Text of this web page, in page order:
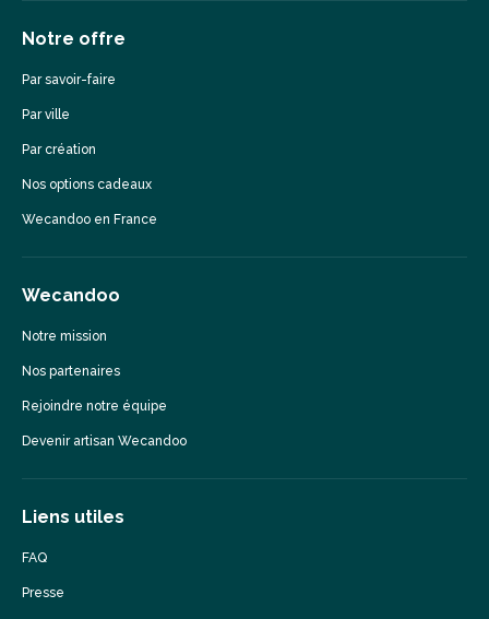
Notre offre
Par savoir-faire
Par ville
Par création
Nos options cadeaux
Wecandoo en France
Wecandoo
Notre mission
Nos partenaires
Rejoindre notre équipe
Devenir artisan Wecandoo
Liens utiles
FAQ
Presse